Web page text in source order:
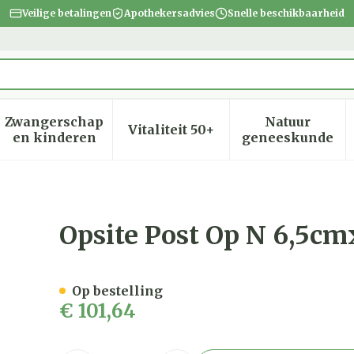
Veilige betalingen Apothekersadvies Snelle beschikbaarheid
verzorging en hygiëne categorie
voor Dieet, voeding en vitamines categorie
Zwangerschap
en kinderenToon submenu voor Zwangerschap en
Vitaliteit 50+Toon submenu voor
Natuur
geneeskunde
Toon
100 66000708
Opsite Post Op N
€ 101,64
Op bestelling